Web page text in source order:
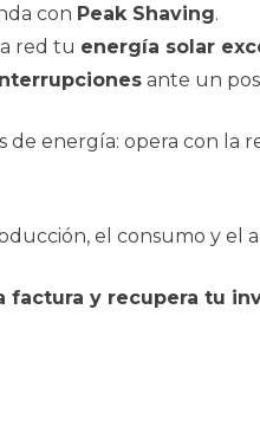
con Peak Shaving.
red tu energía solar
ante un
de energía: opera con
el consumo y
factura y recupera tu